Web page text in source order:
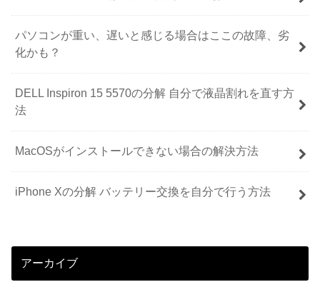
パソコンが重い、遅いと感じる場合はここの故障、劣
化かも？
DELL Inspiron 15 5570の分解 自分で液晶割れを直す方
法
MacOSがインストールできない場合の解決方法
iPhone Xの分解 バッテリー交換を自分で行う方法
アーカイブ